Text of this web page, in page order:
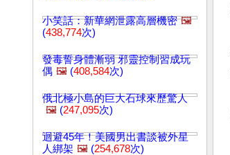
小笑話：新華網泄露高層機密 🖼️
(438,774次)
發毒誓身體漸弱 邪靈控制習成玩
偶 🖼️ (408,584次)
俄北極小島的巨大石球來歷驚人
🖼️ (247,095次)
迴避45年！美國男出書談被外星
人綁架 🖼️ (254,678次)